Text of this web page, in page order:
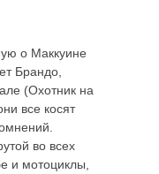
о Маккуине
Брандо,
(Охотник на
все косят
во всех
и мотоциклы,